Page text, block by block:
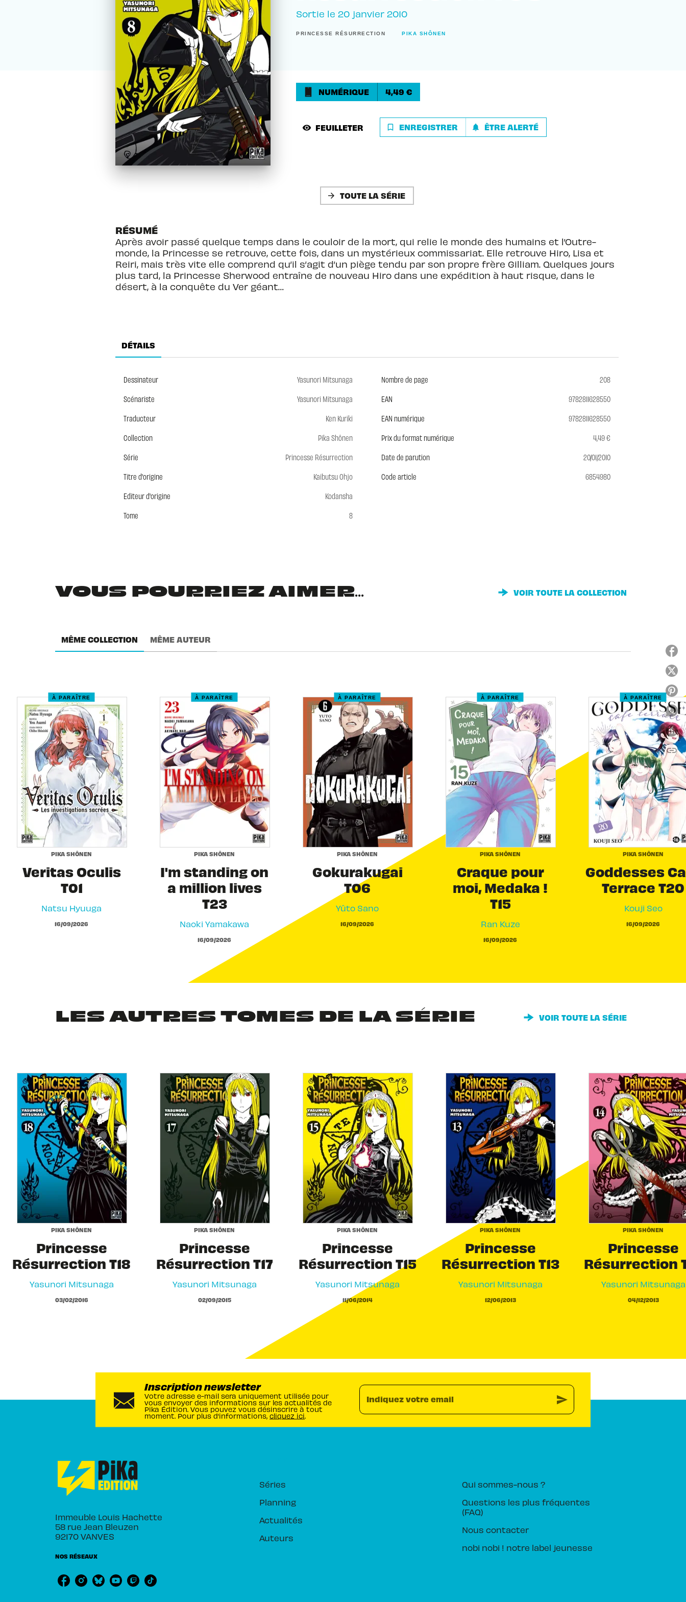
Sortie le 20 janvier 2010
PRINCESSE RÉSURRECTION PIKA SHÔNEN
NUMÉRIQUE 4,49 €
visibility FEUILLETER bookmark_border ENREGISTRER notifications ÊTRE ALERTÉ
arrow_forward TOUTE LA SÉRIE
RÉSUMÉ
Après avoir passé quelque temps dans le couloir de la mort, qui relie le monde des humains et l’Outre-
monde, la Princesse se retrouve, cette fois, dans un mystérieux commissariat. Elle retrouve Hiro, Lisa et
Reiri, mais très vite elle comprend qu’il s’agit d’un piège tendu par son propre frère Gilliam. Quelques jours
plus tard, la Princesse Sherwood entraîne de nouveau Hiro dans une expédition à haut risque, dans le
désert, à la conquête du Ver géant…
DÉTAILS
Dessinateur
Yasunori Mitsunaga
Scénariste
Yasunori Mitsunaga
Traducteur
Ken Kuriki
Collection
Pika Shônen
Série
Princesse Résurrection
Titre d'origine
Kaibutsu Ohjo
Editeur d'origine
Kodansha
Tome
8
Nombre de page
208
EAN
9782811628550
EAN numérique
9782811628550
Prix du format numérique
4,49 €
Date de parution
20/01/2010
Code article
6854980
VOUS POURRIEZ AIMER... VOIR TOUTE LA COLLECTION
MÊME COLLECTION MÊME AUTEUR
À PARAÎTRE
PIKA SHÔNEN
Veritas Oculis
T01
Natsu Hyuuga
16/09/2026
À PARAÎTRE
PIKA SHÔNEN
I'm standing on
a million lives
T23
Naoki Yamakawa
16/09/2026
À PARAÎTRE
PIKA SHÔNEN
Gokurakugai
T06
Yûto Sano
16/09/2026
À PARAÎTRE
PIKA SHÔNEN
Craque pour
moi, Medaka !
T15
Ran Kuze
16/09/2026
À PARAÎTRE
PIKA SHÔNEN
Goddesses
Terrace T20
Kouji Seo
16/09/2026
LES AUTRES TOMES DE LA SÉRIE VOIR TOUTE LA SÉRIE
PIKA SHÔNEN
Princesse
Résurrection T18
Yasunori Mitsunaga
03/02/2016
PIKA SHÔNEN
Princesse
Résurrection T17
Yasunori Mitsunaga
02/09/2015
PIKA SHÔNEN
Princesse
Résurrection T15
Yasunori Mitsunaga
11/06/2014
PIKA SHÔNEN
Princesse
Résurrection T13
Yasunori Mitsunaga
12/06/2013
PIKA SHÔNEN
Princesse
Résurrection
Yasunori Mitsunaga
04/12/2013
link
Inscription newsletter
Votre adresse e-mail sera uniquement utilisée pour
vous envoyer des informations sur les actualités de
Pika Édition. Vous pouvez vous désinscrire à tout
moment. Pour plus d’informations, cliquez ici
Indiquez votre email send
Immeuble Louis Hachette
58 rue Jean Bleuzen
92170 VANVES
NOS RÉSEAUX
Séries
Planning
Actualités
Auteurs
Qui sommes-nous ?
Questions les plus fréquentes
(FAQ)
Nous contacter
nobi nobi ! notre label jeunesse